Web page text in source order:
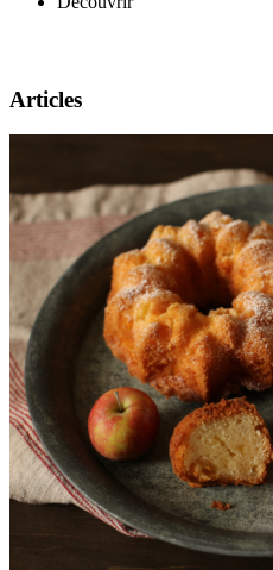
Informations pratiques
Billetterie
Articles